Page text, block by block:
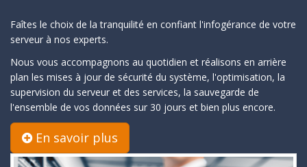
Faîtes le choix de la tranquilité en confiant l'infogérance de votre
serveur à nos experts.
Nous vous accompagnons au quotidien et réalisons en arrière
plan les mises à jour de sécurité du système, l'optimisation, la
supervision du serveur et des services, la sauvegarde de
l'ensemble de vos données sur 30 jours et bien plus encore.
En savoir plus